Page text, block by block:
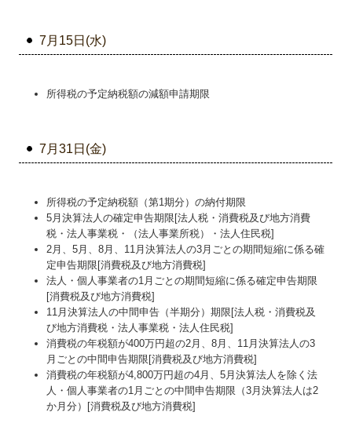
税務Q&A
社長メニューASP版
経営革新等支援機関とは
会社設立をお考えの方へ
個人情報保護方針
国の共済制度活用コーナー
7月15日(水)
所得税の予定納税額の減額申請期限
7月31日(金)
所得税の予定納税額（第1期分）の納付期限
5月決算法人の確定申告期限[法人税・消費税及び地方消費
税・法人事業税・（法人事業所税）・法人住民税]
2月、5月、8月、11月決算法人の3月ごとの期間短縮に係る確
定申告期限[消費税及び地方消費税]
法人・個人事業者の1月ごとの期間短縮に係る確定申告期限
[消費税及び地方消費税]
11月決算法人の中間申告（半期分）期限[法人税・消費税及
び地方消費税・法人事業税・法人住民税]
消費税の年税額が400万円超の2月、8月、11月決算法人の3
月ごとの中間申告期限[消費税及び地方消費税]
消費税の年税額が4,800万円超の4月、5月決算法人を除く法
人・個人事業者の1月ごとの中間申告期限（3月決算法人は2
か月分）[消費税及び地方消費税]